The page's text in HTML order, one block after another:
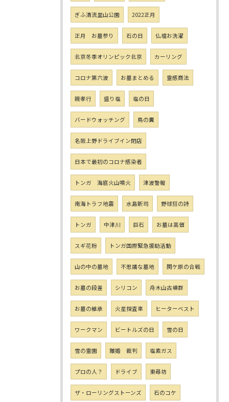
ぎふ清流里山公園 2022正月
正月 お墓参り 石の日 仏壇お洗濯
北京冬季オリンピック北京 カーリング
コロナ第六波 お墓まとめる 霊感商法
親孝行 盛り塩 塩の日
バードウォッチング 鳥の糞
名阪上野ドライブイン閉店
日本で最初のコロナ感染者
トンガ 海底火山噴火 津波警報
南海トラフ地震 水島新司 野球狂の詩
トンガ 中津川 巨石 お墓は高価
スギ花粉 トンガ国際緊急援助活動
山の中の墓地 不思議な墓地 関ケ原の合戦
お墓の段差 シリコン 舟木山古墳群
お墓の継承 火星探査車 ヒーターベスト
ワークマン ビートルズの日 雪の日
雪の霊園 離婚 裁判 塩素ガス
プロの人？ ドライブ 東尋坊
ザ・ローリングストーンズ 石のコケ